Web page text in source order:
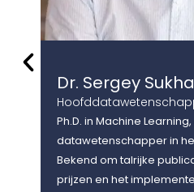
Ph.D. in Machine
datawetenschapper in
Bekend om talrijke
prijzen en het
Dr. Sergey